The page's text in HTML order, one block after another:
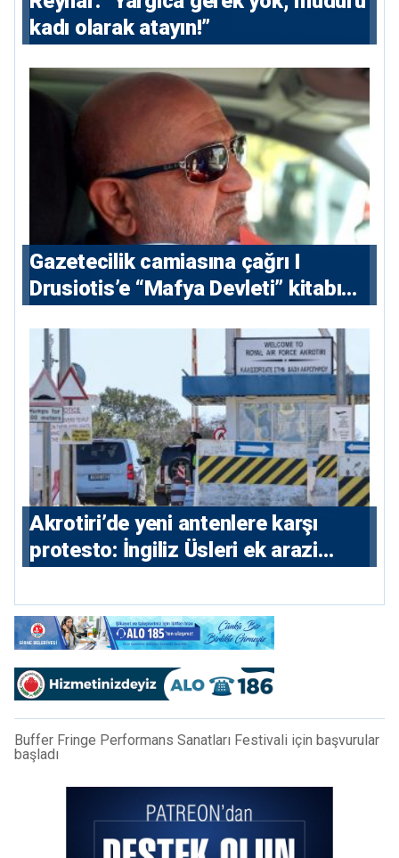
kadı olarak atayın!”
Gazetecilik camiasına çağrı I
⁠Drusiotis’e “Mafya Devleti” kitabı
⁠Akrotiri’de yeni antenlere karşı
protesto: İngiliz Üsleri ek arazi
Buffer Fringe Performans Sanatları Festivali için başvurular
başladı